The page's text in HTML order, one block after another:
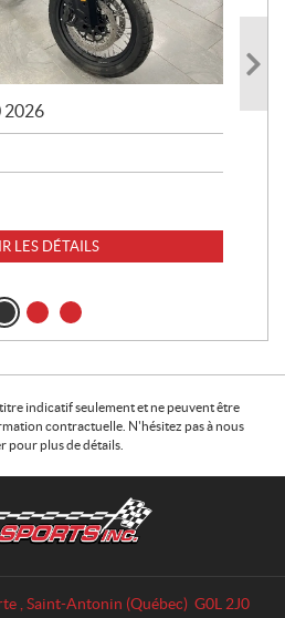
2026
LES DÉTAILS
indicatif seulement et ne peuvent être
contractuelle. N'hésitez pas à nous
pour plus de détails.
Saint-Antonin (Québec) G0L 2J0